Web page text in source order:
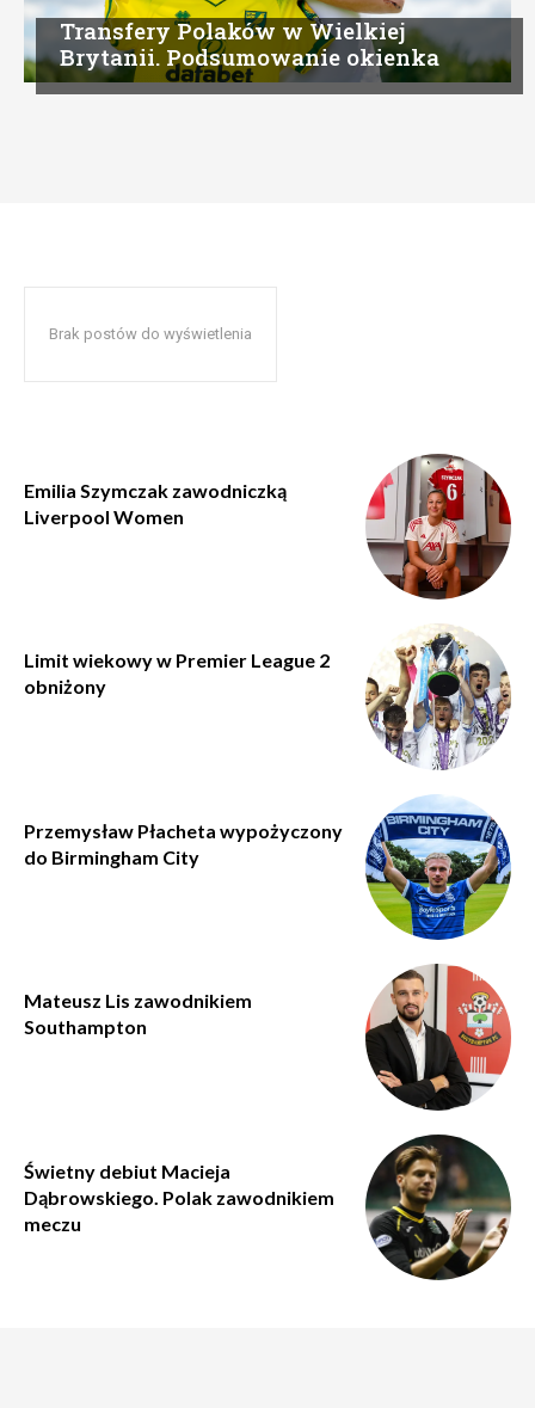
Transfery Polaków w Wielkiej
Brytanii. Podsumowanie okienka
Brak postów do wyświetlenia
Emilia Szymczak zawodniczką
Liverpool Women
Limit wiekowy w Premier League 2
obniżony
Przemysław Płacheta wypożyczony
do Birmingham City
Mateusz Lis zawodnikiem
Southampton
Świetny debiut Macieja
Dąbrowskiego. Polak zawodnikiem
meczu